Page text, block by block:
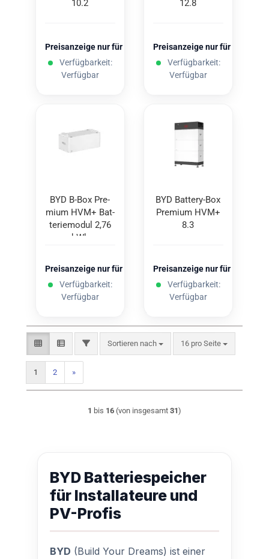
10.2
Preisanzeige nur für freigeschaltete Kunden
Verfügbarkeit:
Verfügbar
12.8
Preisanzeige nur für
Verfügbarkeit:
Verfügbar
BYD B-Box Pre­
mi­um HVM+ Bat­
te­rie­mo­dul 2,76
kWh
Preisanzeige nur für freigeschaltete Kunden
Verfügbarkeit:
Verfügbar
BYD Battery-​​Box
Pre­mi­um HVM+
8.3
Preisanzeige nur für
Verfügbarkeit:
Verfügbar
FILTERSortieren nach 16 pro Seite
1 2 »
1 bis 16 (von insgesamt 31)
BYD Batteriespeicher
für Installateure und
PV-Profis
BYD (Build Your Dreams) ist einer